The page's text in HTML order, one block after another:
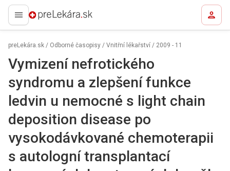
preLekára.sk
preLekára.sk / Odborné časopisy / Vnitřní lékařství / 2009 - 11
Vymizení nefrotického
syndromu a zlepšení funkce
ledvin u nemocné s light chain
deposition disease po
vysokodávkované chemoterapii
s autologní transplantací